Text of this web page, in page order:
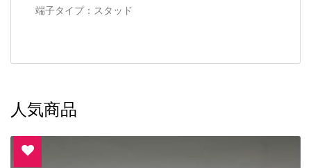
端子タイプ：スタッド
人気商品